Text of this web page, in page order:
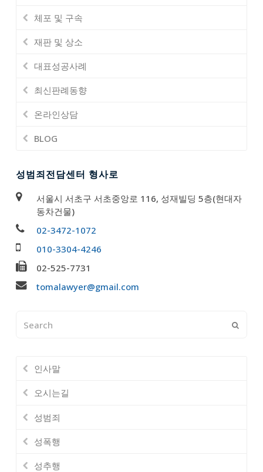
체포 및 구속
재판 및 상소
대표성공사례
최신판례동향
온라인상담
BLOG
성범죄전담센터 형사로
서울시 서초구 서초중앙로 116, 성재빌딩 5층(현대자
동차건물)
02-3472-1072
010-3304-4246
02-525-7731
tomalawyer@gmail.com
인사말
오시는길
성범죄
성폭행
성추행